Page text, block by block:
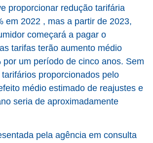
proporcionar redução tarifária
em 2022 , mas a partir de 2023,
começará a pagar o
tarifas terão aumento médio
por um período de cinco anos. Sem
proporcionados pelo
médio estimado de reajustes e
seria de aproximadamente
pela agência em consulta